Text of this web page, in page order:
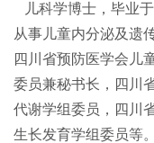
儿科学博士，毕业
从事儿童内分泌及遗
四川省预防医学会儿
委员兼秘书长，四川
代谢学组委员，四川
生长发育学组委员等